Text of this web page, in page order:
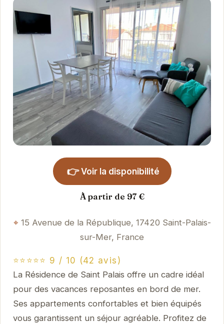
👉 Voir la disponibilité
À partir de 97 €
15 Avenue de la République, 17420 Saint-Palais-
sur-Mer, France
⭐⭐⭐⭐⭐ 9 / 10 (42 avis)
La Résidence de Saint Palais offre un cadre idéal
pour des vacances reposantes en bord de mer.
Ses appartements confortables et bien équipés
vous garantissent un séjour agréable. Profitez de